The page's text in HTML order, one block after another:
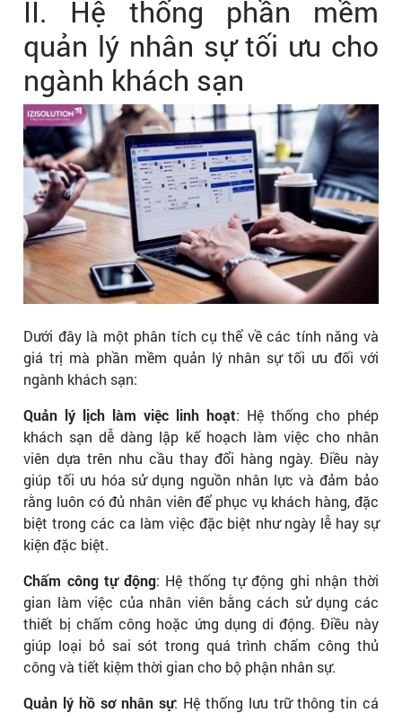
II. Hệ thống phần mềm
quản lý nhân sự tối ưu cho
ngành khách sạn
Dưới đây là một phân tích cụ thể về các tính năng và
giá trị mà phần mềm quản lý nhân sự tối ưu đối với
ngành khách sạn:
Quản lý lịch làm việc linh hoạt: Hệ thống cho phép
khách sạn dễ dàng lập kế hoạch làm việc cho nhân
viên dựa trên nhu cầu thay đổi hàng ngày. Điều này
giúp tối ưu hóa sử dụng nguồn nhân lực và đảm bảo
rằng luôn có đủ nhân viên để phục vụ khách hàng, đặc
biệt trong các ca làm việc đặc biệt như ngày lễ hay sự
kiện đặc biệt.
Chấm công tự động: Hệ thống tự động ghi nhận thời
gian làm việc của nhân viên bằng cách sử dụng các
thiết bị chấm công hoặc ứng dụng di động. Điều này
giúp loại bỏ sai sót trong quá trình chấm công thủ
công và tiết kiệm thời gian cho bộ phận nhân sự.
Quản lý hồ sơ nhân sự: Hệ thống lưu trữ thông tin cá